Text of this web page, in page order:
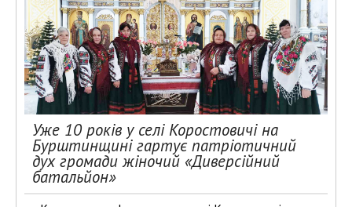
Уже 10 років у селі Коростовичі на
Бурштинщині гартує патріотичний
дух громади жіночий «Диверсійний
батальйон»